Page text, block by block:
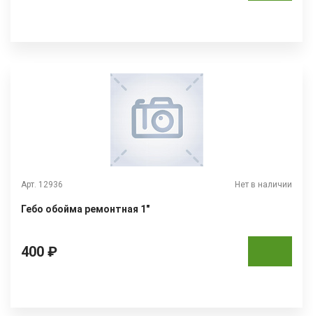
Арт. 12936 Нет в наличии
Гебо обойма ремонтная 1"
400 ₽